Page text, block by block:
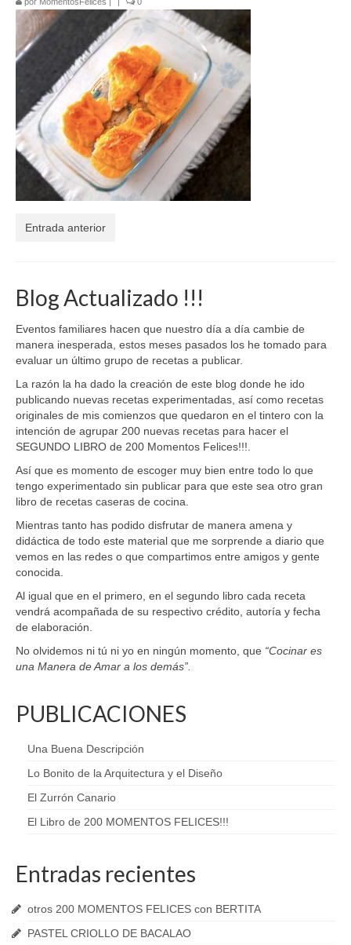
El Libro de 200 MOMENTOS FELICES!!!
Entrada anterior
Blog Actualizado !!!
Eventos familiares hacen que nuestro día a día cambie de
manera inesperada, estos meses pasados los he tomado para
evaluar un último grupo de recetas a publicar.
La razón la ha dado la creación de este blog donde he ido
publicando nuevas recetas experimentadas, así como recetas
originales de mis comienzos que quedaron en el tintero con la
intención de agrupar 200 nuevas recetas para hacer el
SEGUNDO LIBRO de 200 Momentos Felices!!!.
Así que es momento de escoger muy bien entre todo lo que
tengo experimentado sin publicar para que este sea otro gran
libro de recetas caseras de cocina.
Mientras tanto has podido disfrutar de manera amena y
didáctica de todo este material que me sorprende a diario que
vemos en las redes o que compartimos entre amigos y gente
conocida.
Al igual que en el primero, en el segundo libro cada receta
vendrá acompañada de su respectivo crédito, autoría y fecha
de elaboración.
No olvidemos ni tú ni yo en ningún momento, que “Cocinar es
una Manera de Amar a los demás”.
PUBLICACIONES
Una Buena Descripción
Lo Bonito de la Arquitectura y el Diseño
El Zurrón Canario
El Libro de 200 MOMENTOS FELICES!!!
Entradas recientes
otros 200 MOMENTOS FELICES con BERTITA
PASTEL CRIOLLO DE BACALAO